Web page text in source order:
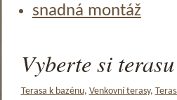
snadná montáž
Vyberte si
Terasa k bazénu, Venkovní terasy,